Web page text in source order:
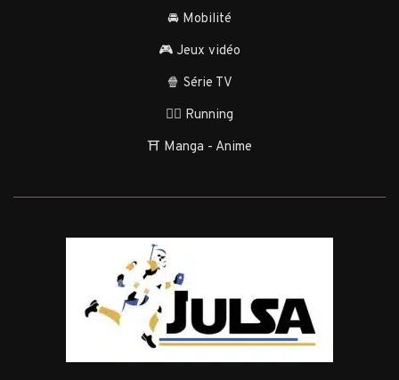
🚘 Mobilité
🎮 Jeux vidéo
🍿 Série TV
🏃‍♂️ Running
⛩️ Manga - Anime